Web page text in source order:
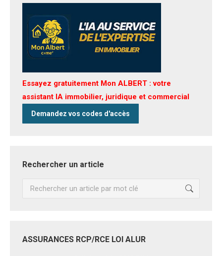
Essayez gratuitement Mon ALBERT : votre
assistant IA immobilier, juridique et commercial
Demandez vos codes d'accès
Rechercher un article
Recherche
ASSURANCES RCP/RCE LOI ALUR